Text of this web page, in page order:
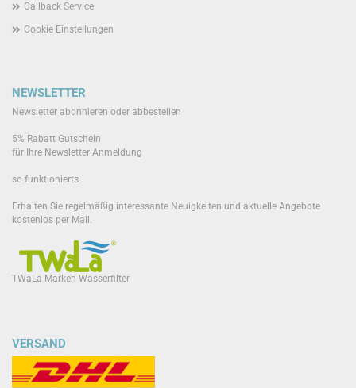
Callback Service
Cookie Einstellungen
NEWSLETTER
Newsletter abonnieren oder abbestellen
5% Rabatt Gutschein
für Ihre Newsletter Anmeldung
so funktionierts
Erhalten Sie regelmäßig interessante Neuigkeiten und aktuelle Angebote
kostenlos per Mail.
TWaLa Marken Wasserfilter
VERSAND